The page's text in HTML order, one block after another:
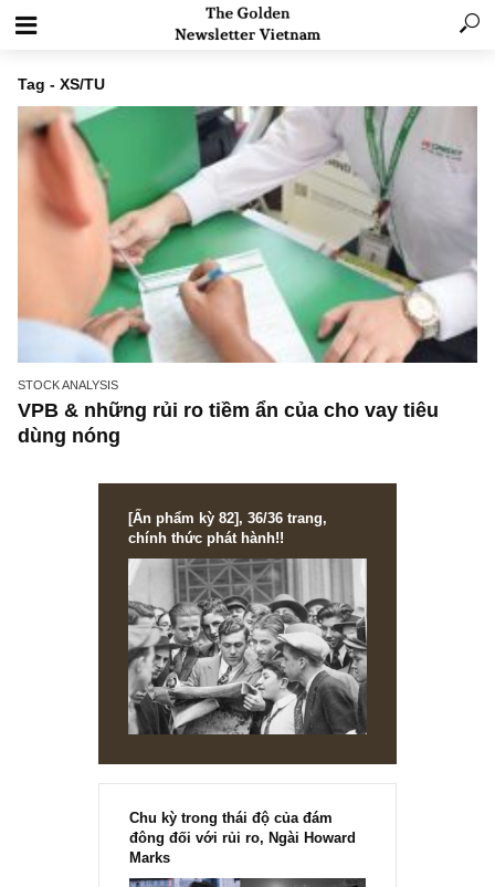
Tag - XS/TU
STOCK ANALYSIS
dùng nóng
[Ấn phẩm kỳ 82], 36/36 trang,
chính thức phát hành!!